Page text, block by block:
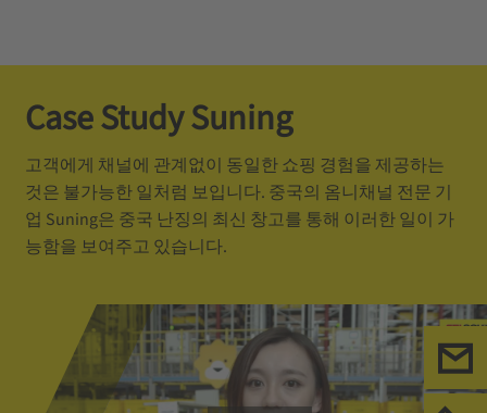
Case Study Suning
고객에게 채널에 관계없이 동일한 쇼핑 경험을 제공하는
것은 불가능한 일처럼 보입니다. 중국의 옴니채널 전문 기
업 Suning은 중국 난징의 최신 창고를 통해 이러한 일이 가
능함을 보여주고 있습니다.
연